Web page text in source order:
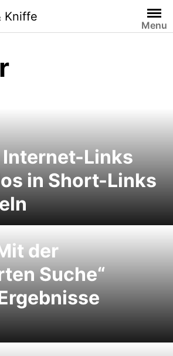
Kniffe
Menu
Internet-Links
in Short-Links
der
Suche“